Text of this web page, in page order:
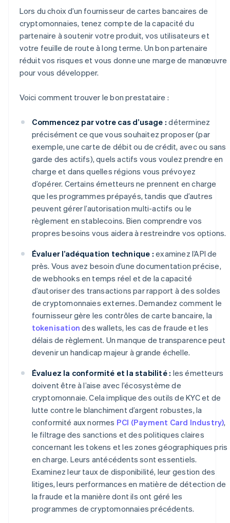
Lors du choix d’un fournisseur de cartes bancaires de
cryptomonnaies, tenez compte de la capacité du
partenaire à soutenir votre produit, vos utilisateurs et
votre feuille de route à long terme. Un bon partenaire
réduit vos risques et vous donne une marge de manœuvre
pour vous développer.
Voici comment trouver le bon prestataire :
Commencez par votre cas d’usage : déterminez
précisément ce que vous souhaitez proposer (par
exemple, une carte de débit ou de crédit, avec ou sans
garde des actifs), quels actifs vous voulez prendre en
charge et dans quelles régions vous prévoyez
d’opérer. Certains émetteurs ne prennent en charge
que les programmes prépayés, tandis que d’autres
peuvent gérer l’autorisation multi-actifs ou le
règlement en stablecoins. Bien comprendre vos
propres besoins vous aidera à restreindre vos options.
Évaluer l’adéquation technique : examinez l’API de
près. Vous avez besoin d’une documentation précise,
de webhooks en temps réel et de la capacité
d’autoriser des transactions par rapport à des soldes
de cryptomonnaies externes. Demandez comment le
fournisseur gère les contrôles de carte bancaire, la
tokenisation des wallets, les cas de fraude et les
délais de règlement. Un manque de transparence peut
devenir un handicap majeur à grande échelle.
Évaluez la conformité et la stabilité : les émetteurs
doivent être à l’aise avec l’écosystème de
cryptomonnaie. Cela implique des outils de KYC et de
lutte contre le blanchiment d’argent robustes, la
conformité aux normes PCI (Payment Card Industry),
le filtrage des sanctions et des politiques claires
concernant les tokens et les zones géographiques pris
en charge. Leurs antécédents sont essentiels.
Examinez leur taux de disponibilité, leur gestion des
litiges, leurs performances en matière de détection de
la fraude et la manière dont ils ont géré les
programmes de cryptomonnaies précédents.